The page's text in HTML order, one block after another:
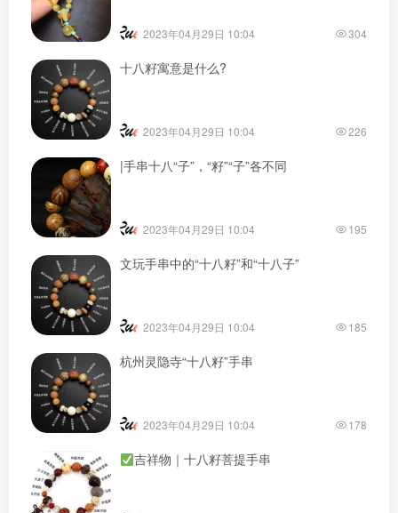
2023年04月29日 10:04 304
十八籽寓意是什么?
2023年04月29日 10:04 226
|手串十八“子”，“籽”“子”各不同
2023年04月29日 10:04 195
文玩手串中的“十八籽”和“十八子”
2023年04月29日 10:04 185
杭州灵隐寺“十八籽”手串
2023年04月29日 10:04 178
吉祥物｜十八籽菩提手串